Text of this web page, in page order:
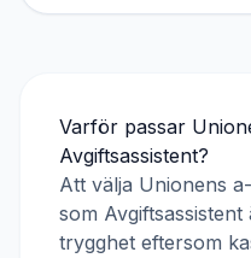
Varför passar
Avgiftsassistent?
Att välja Unionens
som Avgiftsassistent
trygghet eftersom